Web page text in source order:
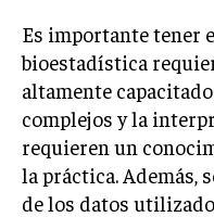
Es importante tener
bioestadística
altamente
complejos y la
requieren un
la práctica. Además,
de los datos